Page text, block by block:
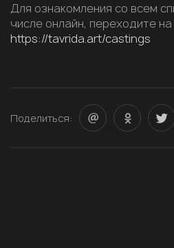
Для ознакомления со всем
числе онлайн, переходите на
https://tavrida.art/castings
Поделиться: